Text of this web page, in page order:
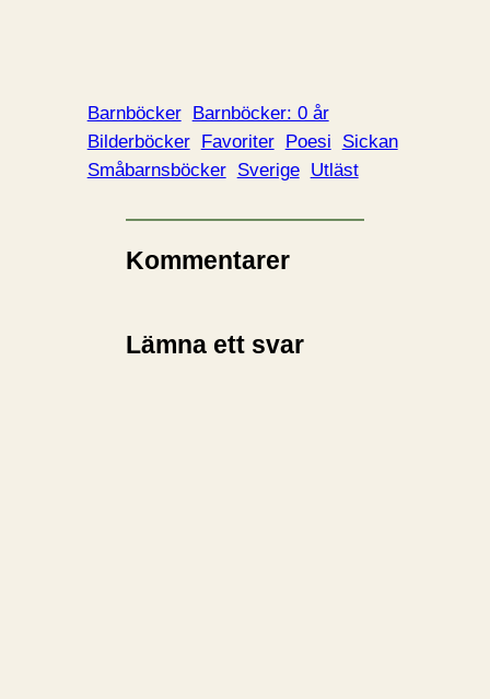
Barnböcker
Barnböcker: 0 år
Bilderböcker
Favoriter Poesi
Sickan
Småbarnsböcker Sverige Utläst
Kommentarer
Lämna ett svar